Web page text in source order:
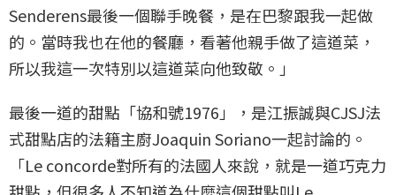
Senderens最後一個聯手晚餐，是在巴黎跟我一起做
的。當時我也在他的餐廳，看著他親手做了這道菜，
所以我這一次特別以這道菜向他致敬。」
最後一道的甜點「協和號1976」，是江振誠與CJSJ法
式甜點店的法籍主廚Joaquin Soriano一起討論的。
「Le concorde對所有的法國人來說，就是一道巧克力